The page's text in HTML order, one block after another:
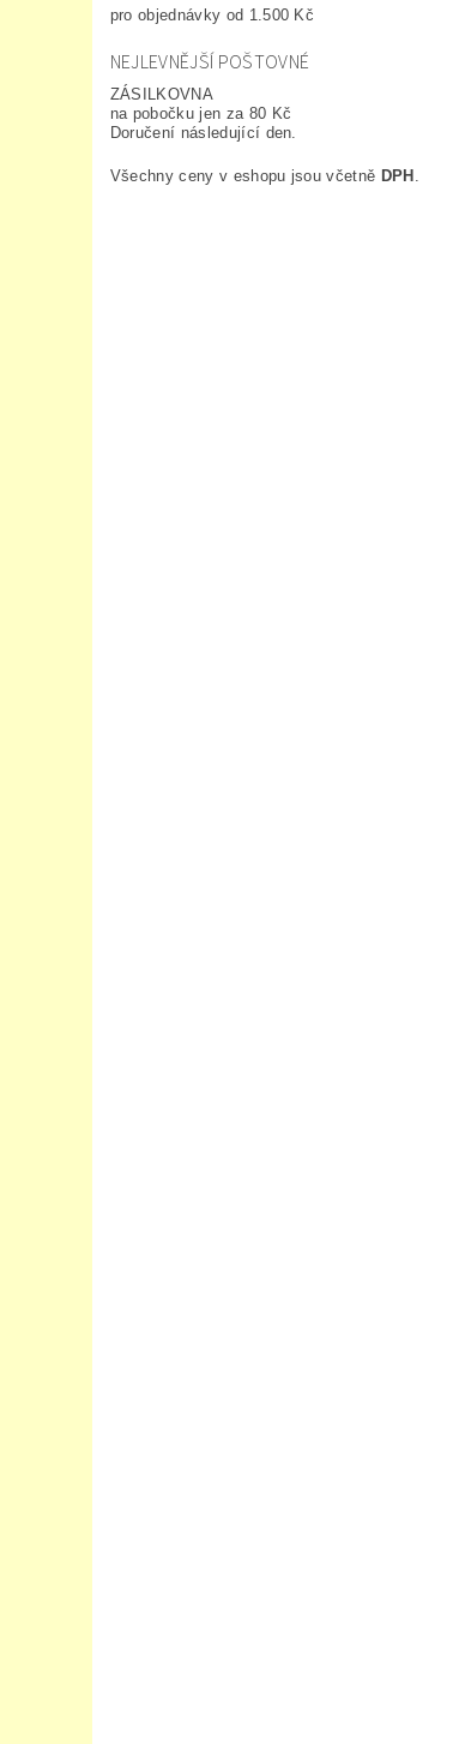
pro objednávky od 1.500 Kč
NEJLEVNĚJŠÍ POŠTOVNÉ
ZÁSILKOVNA
na pobočku jen za 80 Kč
Doručení následující den.
Všechny ceny v eshopu jsou včetně DPH .